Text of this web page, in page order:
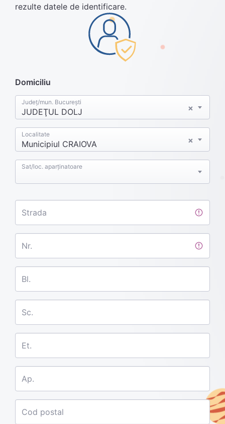
rezulte datele de identificare.
Domiciliu
×
JUDEŢUL DOLJ
Județ/mun. București
×
Municipiul CRAIOVA
Localitate
Sat/loc. aparținatoare
Strada
Nr.
Bl.
Sc.
Et.
Ap.
Cod postal